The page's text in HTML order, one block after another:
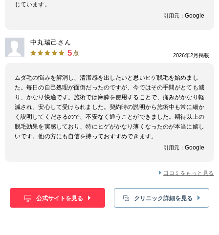
じています。
引用元： Google
中丸瑞己さん
5 点 2026年2月掲載
ムダ毛の悩みを解消し、清潔感を出したいと思いヒゲ脱毛を始めまし
た。毎日の自己処理が面倒だったのですが、今ではその手間がとても減
り、かなり快適です。施術では麻酔を使用することで、痛みがかなり軽
減され、安心して受けられました。契約時の説明から施術中も常に細か
く説明してくださるので、不安なく通うことができました。期待以上の
脱毛効果を実感しており、特にヒゲがかなり薄くなったのが本当に嬉し
いです。他の方にも自信を持っておすすめできます。
引用元： Google
口コミをもっと見る
公式サイトを見る クリニック詳細を見る